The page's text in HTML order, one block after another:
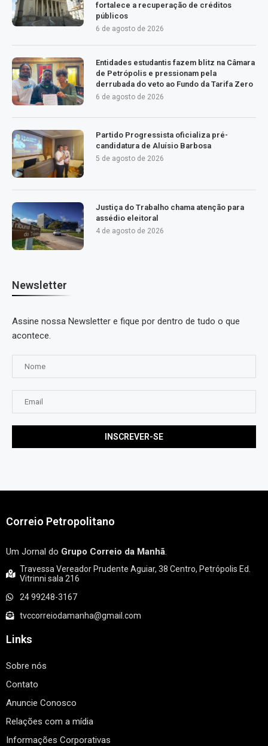
fortalece a recuperação de créditos
públicos
6 de agosto de 2026
Entidades estudantis fazem blitz na Câmara
de Petrópolis e pressionam pela
derrubada do veto ao Fundo da Tarifa Zero
6 de agosto de 2026
Partido Progressista oficializa pré-
candidatura de Aluísio Barbosa
5 de agosto de 2026
Justiça do Trabalho chama atenção para
assédio eleitoral
4 de agosto de 2026
Newsletter
Assine nossa Newsletter e fique por dentro de tudo o que
acontece.
Correio Petropolitano
Um Jornal do Grupo Correio da Manhã.
Travessa Vereador Prudente Aguiar, 38 Centro, Petrópolis Ed.
Vitrinni sala 216
24 99248-3167
tvccorreiodamanha@gmail.com
Links
Sobre nós
Contato
Anuncie Conosco
Relações com a mídia
Informações Corporativas